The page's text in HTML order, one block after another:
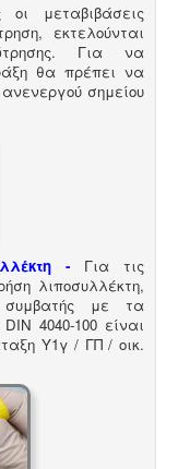
οι μεταβιβάσεις
εκτελούνται
Για να
θα πρέπει να
σημείου
-
Για τις
λιποσυλλέκτη,
συμβατής με τα
4040-100 είναι
Υ1γ / ΓΠ / οικ.